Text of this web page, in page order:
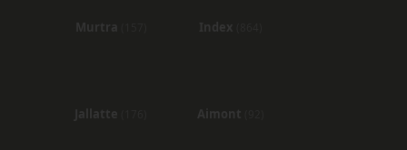
Murtra Index
Jallatte Aimont